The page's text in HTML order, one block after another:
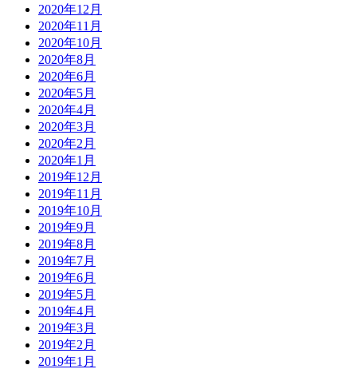
2020年12月
2020年11月
2020年10月
2020年8月
2020年6月
2020年5月
2020年4月
2020年3月
2020年2月
2020年1月
2019年12月
2019年11月
2019年10月
2019年9月
2019年8月
2019年7月
2019年6月
2019年5月
2019年4月
2019年3月
2019年2月
2019年1月